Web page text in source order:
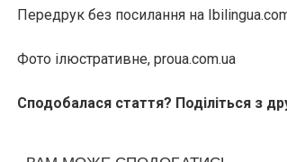
Передрук без посилання на
Фото ілюстративне, proua.com.ua
Сподобалася стаття? Поділіться з